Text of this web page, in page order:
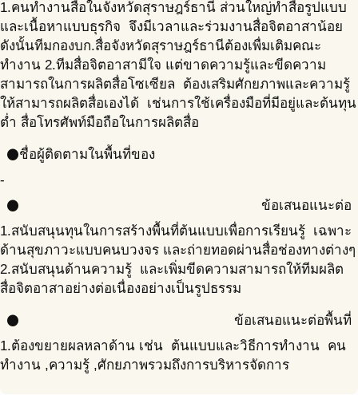
1.คนทำงานสื่อในจังหวัดสุราษฎร์ธานี ส่วนใหญ่ทำสื่อรูปแบบ
และเนื้อหาแบบธุรกิจ จึงมีเวลาและร่วมงานสื่อจิตอาสาน้อย
ดังนั้นทีมกองบก.สื่อจังหวัดสุราษฎร์ธานีต้องเพื่มเติมคณะ
ทำงาน 2.ทีมสื่อจิตอาสามีใจ แต่ขาดความรู้และขีดความ
สามารถในการผลิตสื่อโซเซียล ต้องเสริมศักยภาพและความรู้
ให้สามารถผลิตสื่อเองได้ เช่นการใช้เครื่องมือที่มีอยู่และต้นทุน
ต่ำ สื่อโทรศัพท์มือถือในการผลิตสื่อ
circleชื่อผู้ติดตามในพื้นที่ของ
-
circle
ข้อเสนอแนะต่อ
1.สนับสนุนทุนในการสร้างพื้นที่ต้นแบบเพื่อการเรียนรู้ เฉพาะ
ด้านสุขภาวะแบบคนบวงจร และถ่ายทอดผ่านสื่อช่องทางต่างๆ
2.สนับสนุนด้านความรู้ และเพิ่มขีดความสามารถให้ทีมผลิต
สื่อจิตอาสาอย่างต่อเนื่องอย่างเป็นรูปธรรม
circle
ข้อเสนอแนะต่อพื้นที่
1.ต้องขยายผลหลาด้าน เช่น ต้นแบบและวิธีการทำงาน คน
ทำงาน ,ความรู้ ,ศักยภาพรวมถึงการบริหารจัดการ